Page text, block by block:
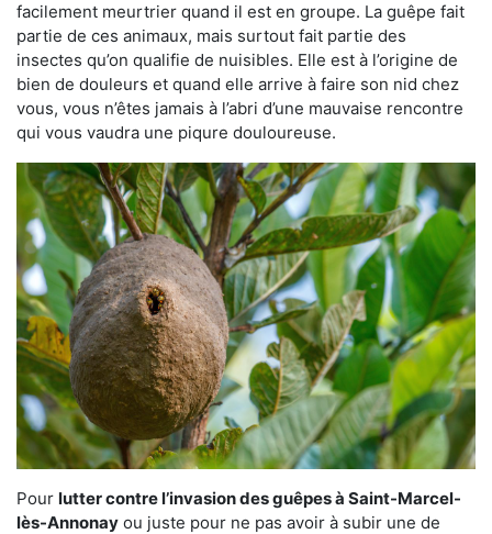
facilement meurtrier quand il est en groupe. La guêpe fait
partie de ces animaux, mais surtout fait partie des
insectes qu’on qualifie de nuisibles. Elle est à l’origine de
bien de douleurs et quand elle arrive à faire son nid chez
vous, vous n’êtes jamais à l’abri d’une mauvaise rencontre
qui vous vaudra une piqure douloureuse.
Pour lutter contre l’invasion des guêpes à Saint-Marcel-
lès-Annonay ou juste pour ne pas avoir à subir une de